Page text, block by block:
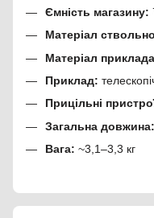
Ємність магазину:
Матеріал
Матеріал
Приклад:
Прицільні
Загальна довжина:
Вага: ~3,1–3,3 кг